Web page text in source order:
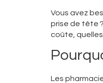
Vous avez
prise de tête
coûte,
Les